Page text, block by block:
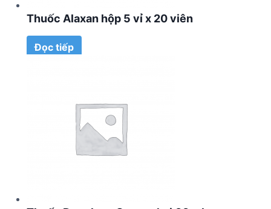
Thuốc Alaxan hộp 5 vỉ x 20 viên
Đọc tiếp